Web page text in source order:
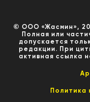
© ООО «Жасмин»,
Полная или
допускается
редакции. При
активная ссылка
Политика